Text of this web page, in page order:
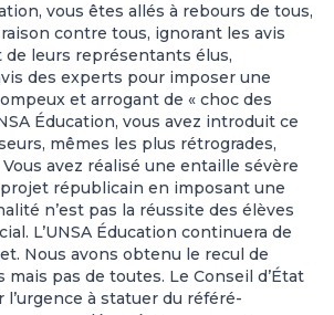
vous êtes allés à rebours de tous,
raison contre tous, ignorant les avis
leurs représentants élus,
des experts pour imposer une
et arrogant de « choc des
Éducation, vous avez introduit ce
mêmes les plus rétrogrades,
Vous avez réalisé une entaille sévère
républicain en imposant une
n’est pas la réussite des élèves
L’UNSA Éducation continuera de
Nous avons obtenu le recul de
pas de toutes. Le Conseil d’État
à statuer du référé-